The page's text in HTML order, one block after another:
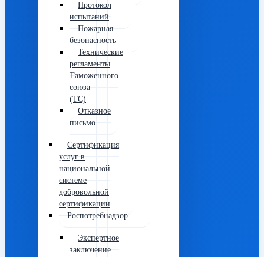
Протокол
испытаний
Пожарная
безопасность
Технические
регламенты
Таможенного
союза
(ТС)
Отказное
письмо
Сертификация
услуг в
национальной
системе
добровольной
сертификации
Роспотребнадзор
Экспертное
заключение